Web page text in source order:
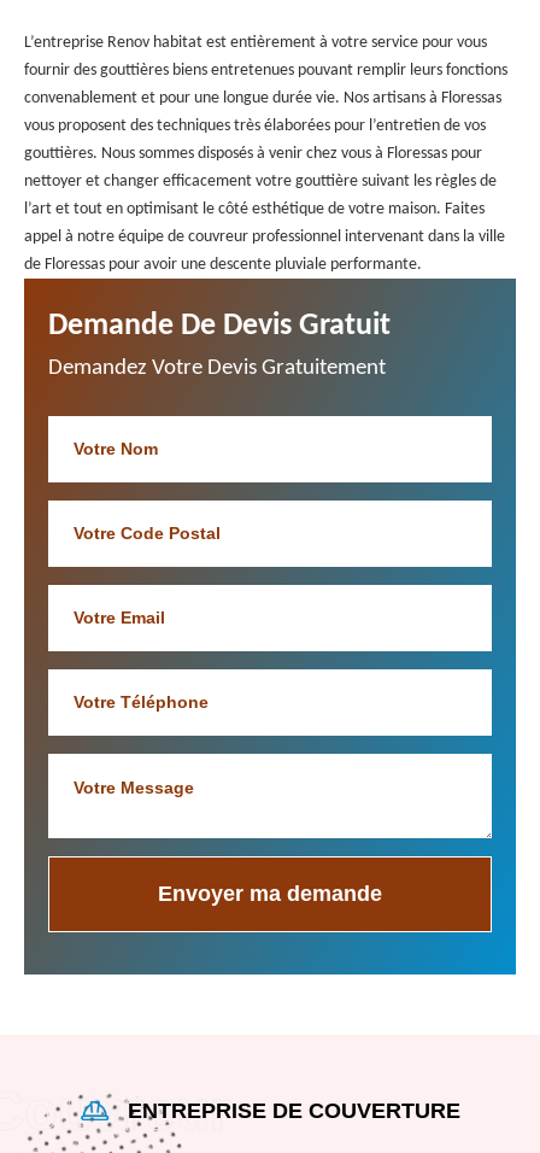
L’entreprise Renov habitat est entièrement à votre service pour vous
fournir des gouttières biens entretenues pouvant remplir leurs fonctions
convenablement et pour une longue durée vie. Nos artisans à Floressas
vous proposent des techniques très élaborées pour l’entretien de vos
gouttières. Nous sommes disposés à venir chez vous à Floressas pour
nettoyer et changer efficacement votre gouttière suivant les règles de
l’art et tout en optimisant le côté esthétique de votre maison. Faites
appel à notre équipe de couvreur professionnel intervenant dans la ville
de Floressas pour avoir une descente pluviale performante.
Demande De Devis Gratuit
Demandez Votre Devis Gratuitement
ENTREPRISE DE COUVERTURE